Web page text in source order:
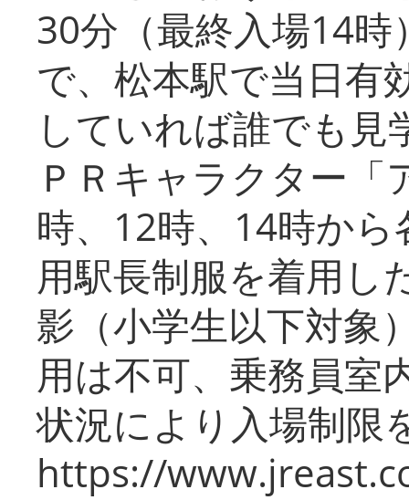
30分（最終入場14
で、松本駅で当日有
していれば誰でも
ＰＲキャラクター
時、12時、14時か
用駅長制服を着用し
影（小学生以下対象
用は不可、乗務員室
状況により入場制限
https://